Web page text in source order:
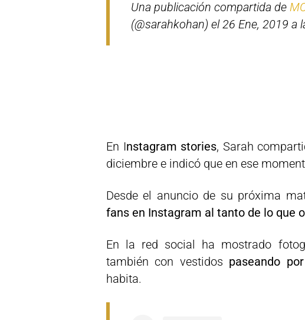
Una publicación compartida de
(@sarahkohan) el 26 Ene, 2019 a
En Instagram stories, Sarah
diciembre e indicó que en ese
Desde el anuncio de su próxima
fans en Instagram al tanto de lo que
En la red social ha mostrado
también con vestidos paseando
habita.